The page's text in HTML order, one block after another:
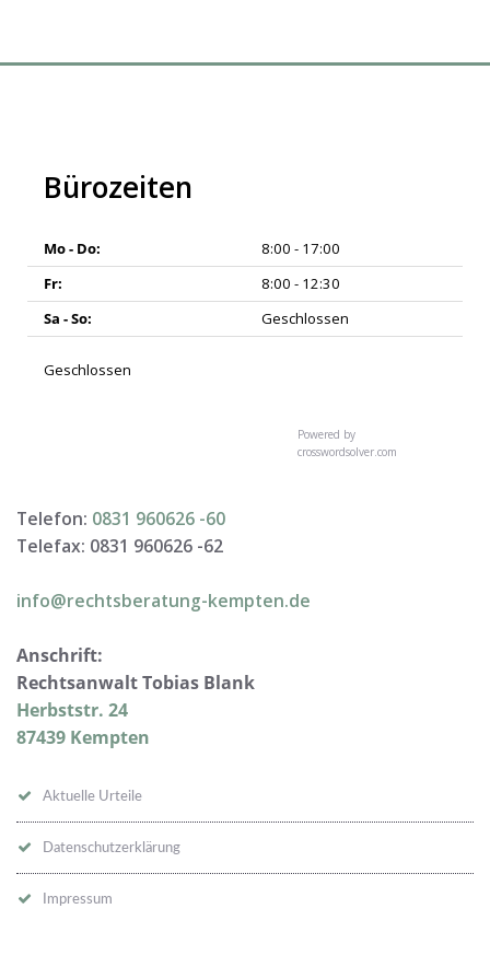
Bürozeiten
Mo - Do:
8:00 - 17:00
Fr:
8:00 - 12:30
Sa - So:
Geschlossen
Geschlossen
Powered by
crosswordsolver.com
Telefon: 0831 960626 -60
Telefax: 0831 960626 -62
info@rechtsberatung-kempten.de
Anschrift:
Rechtsanwalt Tobias Blank
Herbststr. 24
87439 Kempten
Aktuelle Urteile
Datenschutzerklärung
Impressum